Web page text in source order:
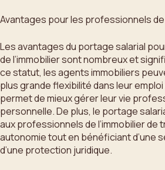
Avantages pour les professionnels de
Les avantages du portage salarial
de l’immobilier sont nombreux et
ce statut, les agents immobiliers
plus grande flexibilité dans leur
permet de mieux gérer leur vie
personnelle. De plus, le portage
aux professionnels de l’immobilier de
autonomie tout en bénéficiant d’une
d’une protection juridique.